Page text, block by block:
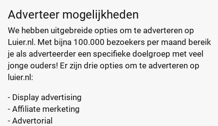
Adverteer mogelijkheden
We hebben uitgebreide opties om te adverteren op
Luier.nl. Met bijna 100.000 bezoekers per maand bereik
je als adverteerder een specifieke doelgroep met veel
jonge ouders! Er zijn drie opties om te adverteren op
luier.nl:
- Display advertising
- Affiliate merketing
- Advertorial